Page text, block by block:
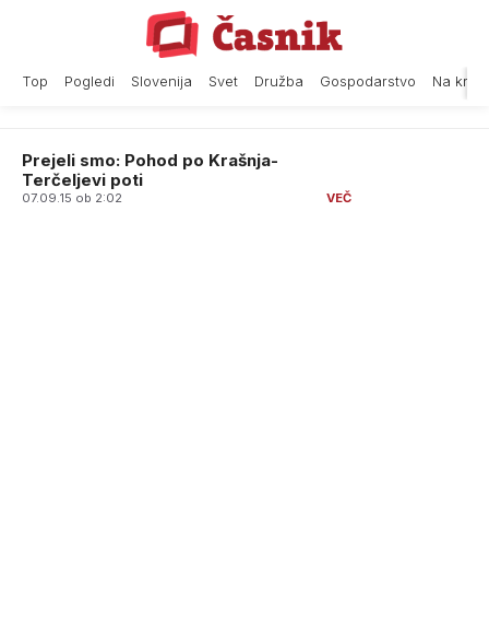
Top Pogledi Slovenija Svet Družba Gospodarstvo Na
Prejeli smo: Pohod po Krašnja-
Terčeljevi poti
07.09.15 ob 2:02